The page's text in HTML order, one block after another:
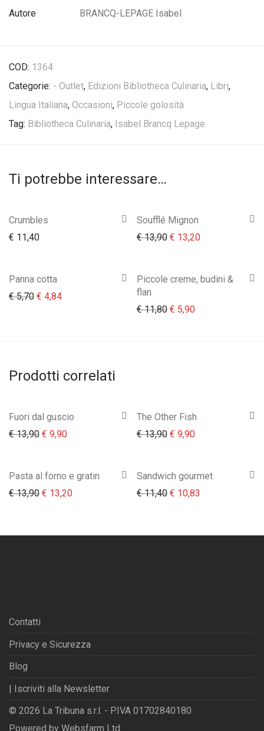
Autore BRANCQ-LEPAGE Isabel
COD: 1364
Categorie: - Outlet, Edizioni Bibliotheca Culinaria, Libri,
Lingua Italiana, Occasioni, Piccole golosità
Tag: Bibliotheca Culinaria, Isabel Brancq Lepage
Ti potrebbe interessare…
Crumbles
€ 11,40
Soufflé Mignon
€13,90 Il prezzo originale era:
€ 13,20Il prezzo
Panna cotta
€5,70 Il prezzo originale era: € 5,70.
€ 4,84Il prezzo attuale è: € 4,84.
Piccole creme, budini &
flan
€11,80 Il prezzo originale era:
€ 5,90Il prezzo attuale
Prodotti correlati
Fuori dal guscio
€13,90 Il prezzo originale era: € 13,90.
€ 9,90Il prezzo attuale è: € 9,90.
The Other Fish
€13,90 Il prezzo originale era:
€ 9,90Il prezzo attuale
Pasta al forno e gratin
€13,90 Il prezzo originale era: € 13,90.
€ 13,20Il prezzo attuale è: € 13,20.
Sandwich gourmet
€11,40 Il prezzo originale era:
€ 10,83
Contatti
Privacy e Sicurezza
Blog
| Iscriviti alla Newsletter
© 2026 La Tribuna s.r.l. - P.IVA 01702840180
Powered by Websfarm Ltd